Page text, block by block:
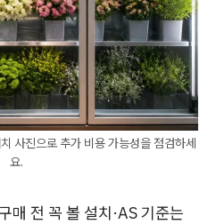
사진으로 추가 비용 가능성을 점검하세
요.
매 전 꼭 볼 설치·AS 기준는